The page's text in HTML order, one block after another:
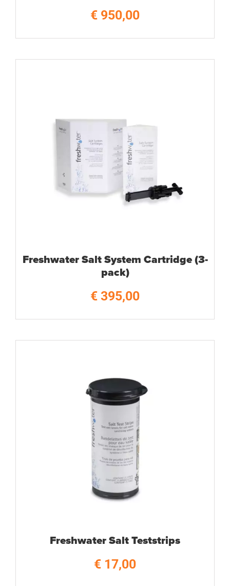
€ 950,00
Freshwater Salt System Cartridge (3-
pack)
€ 395,00
Freshwater Salt Teststrips
€ 17,00